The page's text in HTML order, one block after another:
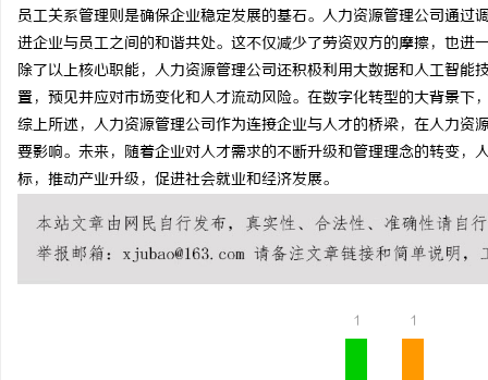
员工关系管理则是确保企业稳定发展的基石。人力资源管理公司通
进企业与员工之间的和谐共处。这不仅减少了劳资双方的摩擦，也进
除了以上核心职能，人力资源管理公司还积极利用大数据和人工智
置，预见并应对市场变化和人才流动风险。在数字化转型的大背景
综上所述，人力资源管理公司作为连接企业与人才的桥梁，在人力
要影响。未来，随着企业对人才需求的不断升级和管理理念的转变
标，推动产业升级，促进社会就业和经济发展。
1 1
全面解析2828电影网：海量影视资源的
观看平台